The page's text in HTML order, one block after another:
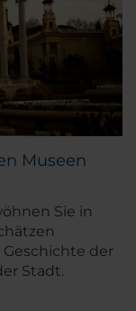
Museen
Sie in
der
Stadt.